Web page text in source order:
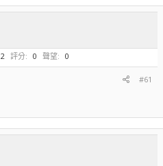
2 評分 0 聲望 0
#61